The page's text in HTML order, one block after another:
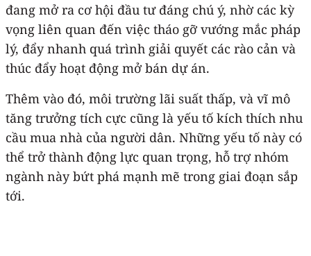
đang mở ra cơ hội đầu tư đáng chú ý, nhờ các kỳ
vọng liên quan đến việc tháo gỡ vướng mắc pháp
lý, đẩy nhanh quá trình giải quyết các rào cản và
thúc đẩy hoạt động mở bán dự án.
Thêm vào đó, môi trường lãi suất thấp, và vĩ mô
tăng trưởng tích cực cũng là yếu tố kích thích nhu
cầu mua nhà của người dân. Những yếu tố này có
thể trở thành động lực quan trọng, hỗ trợ nhóm
ngành này bứt phá mạnh mẽ trong giai đoạn sắp
tới.